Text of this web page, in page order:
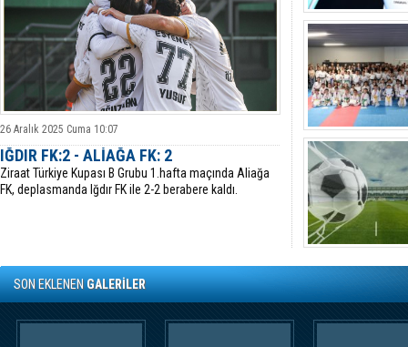
26 Aralık 2025 Cuma 10:07
IĞDIR FK:2 - ALİAĞA FK: 2
Ziraat Türkiye Kupası B Grubu 1.hafta maçında Aliağa
FK, deplasmanda Iğdır FK ile 2-2 berabere kaldı.
SON EKLENENGALERİLER